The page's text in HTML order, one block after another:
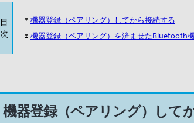
目
次
機器登録（ペアリング）してから接続する
機器登録（ペアリング）を済ませたBluetooth
機器登録（ペアリング）して